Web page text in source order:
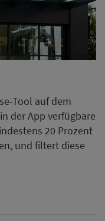
Tool auf dem
der App verfügbare
20 Prozent
und filtert diese